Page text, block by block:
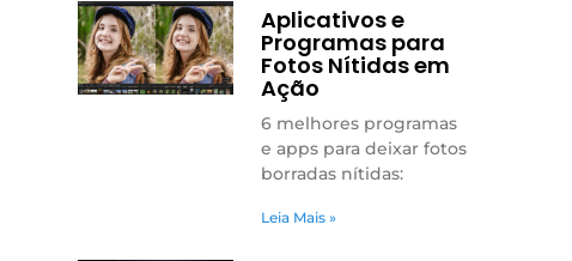
Aplicativos e
Programas para
Fotos Nítidas em
Ação
6 melhores programas
e apps para deixar fotos
borradas nítidas:
Leia Mais »